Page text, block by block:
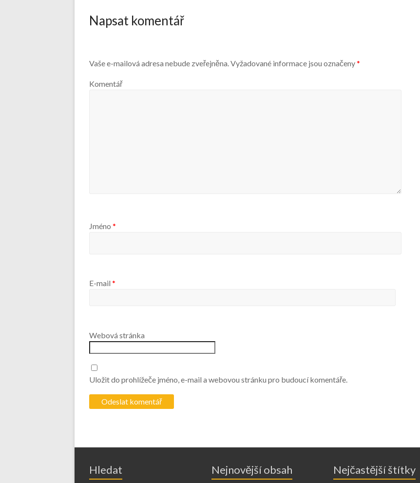
Napsat komentář
Vaše e-mailová adresa nebude zveřejněna.Vyžadované informace jsou označeny*
Komentář
Jméno *
E-mail *
Webová stránka
Uložit do prohlížeče jméno, e-mail a webovou stránku pro budoucí komentáře.
Hledat Nejnovější obsah Nejčastější štítky